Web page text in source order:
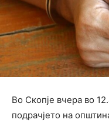
Во Скопје вчера во
подрачјето на